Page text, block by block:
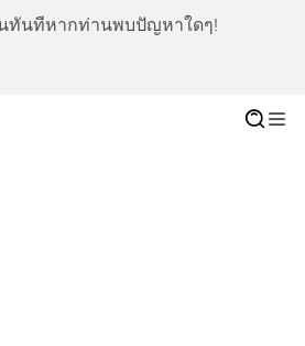
ทันทีหากท่านพบปัญหาใดๆ!